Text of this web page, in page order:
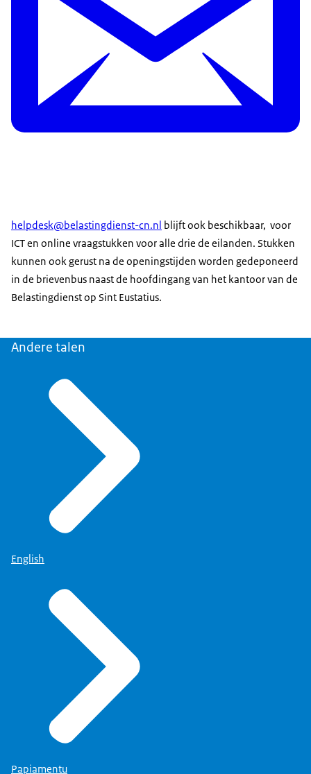
helpdesk@belastingdienst-cn.nl blijft ook beschikbaar, voor
ICT en online vraagstukken voor alle drie de eilanden. Stukken
kunnen ook gerust na de openingstijden worden gedeponeerd
in de brievenbus naast de hoofdingang van het kantoor van de
Belastingdienst op Sint Eustatius.
Andere talen
English
Papiamentu